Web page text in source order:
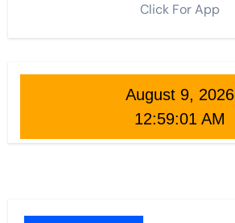
Click For App
August 9, 2026
12:59:02 AM